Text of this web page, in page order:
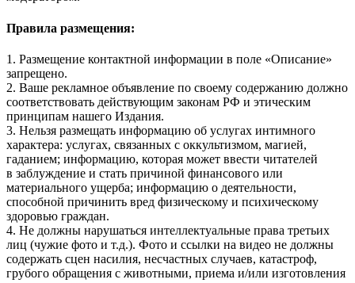
Правила размещения:
1. Размещение контактной информации в поле «Описание»
запрещено.
2. Ваше рекламное объявление по своему содержанию должно
соответствовать действующим законам РФ и этическим
принципам нашего Издания.
3. Нельзя размещать информацию об услугах интимного
характера: услугах, связанных с оккультизмом, магией,
гаданием; информацию, которая может ввести читателей
в заблуждение и стать причиной финансового или
материального ущерба; информацию о деятельности,
способной причинить вред физическому и психическому
здоровью граждан.
4. Не должны нарушаться интеллектуальные права третьих
лиц (чужие фото и т.д.). Фото и ссылки на видео не должны
содержать сцен насилия, несчастных случаев, катастроф,
грубого обращения с животными, приема и/или изготовления